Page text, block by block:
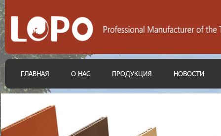
ГЛАВНАЯ О НАС ПРОДУКЦИЯ НОВОСТИ